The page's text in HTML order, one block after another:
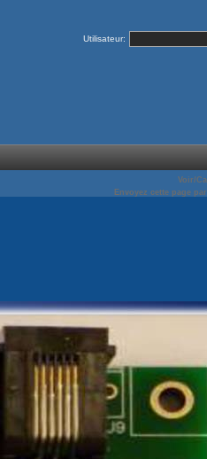
Utilisateur:
Voir/
Envoyez cette page